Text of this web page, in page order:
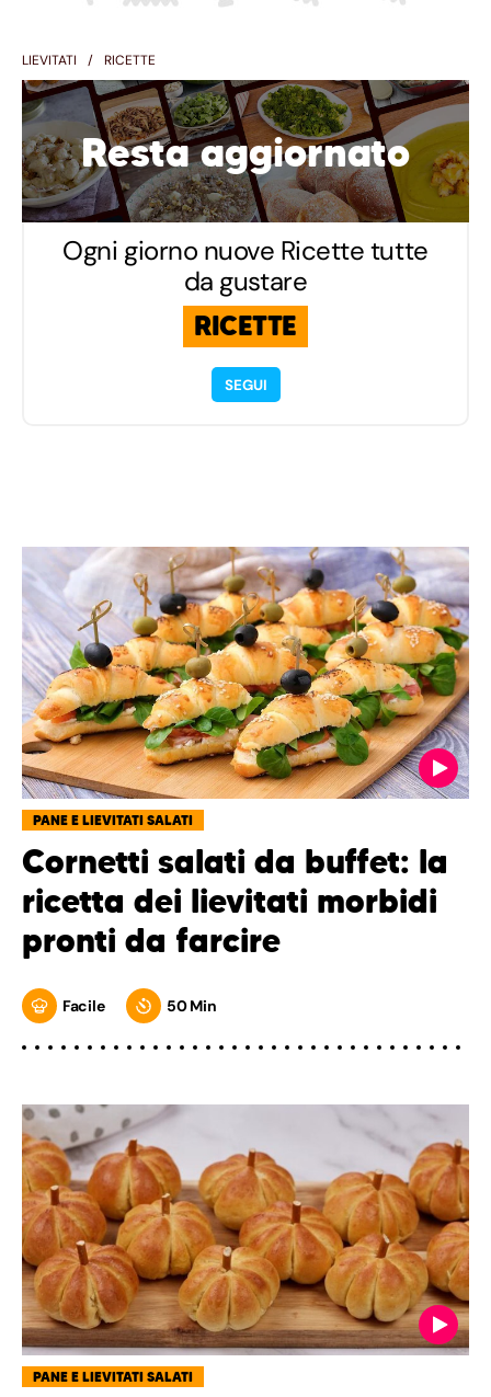
LIEVITATI RICETTE
Resta aggiornato
Ogni giorno nuove Ricette tutte
da gustare
RICETTE
SEGUI
PANE E LIEVITATI SALATI
Cornetti salati da buffet: la
ricetta dei lievitati morbidi
pronti da farcire
Facile 50 Min
PANE E LIEVITATI SALATI